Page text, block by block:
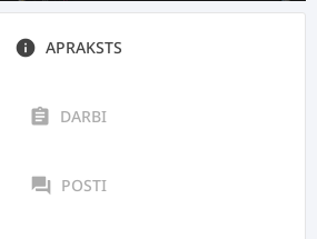
info APRAKSTS
assignment DARBI
forum POSTI